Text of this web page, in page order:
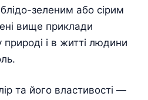
зеленим або сірим
вище приклади
і в житті людини
та його властивості —